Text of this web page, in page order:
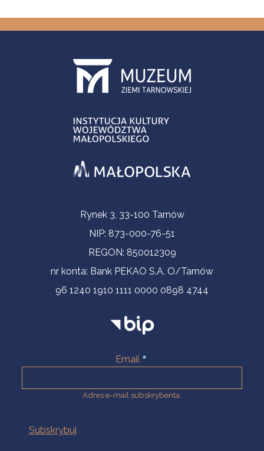
Informacje kontaktoweRynek 3, 33-100 Tarnów
NIP: 873-000-76-51
REGON: 850012309
nr konta: Bank PEKAO S.A. O/Tarnów
96 1240 1910 1111 0000 0898 4744
Email
Adres e-mail subskrybenta.